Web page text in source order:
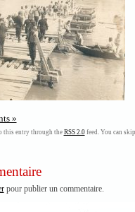
»
this entry through the RSS 2.0feed. You can
pour publier un commentaire.